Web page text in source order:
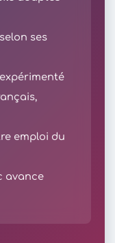
ses
emploi du
avance